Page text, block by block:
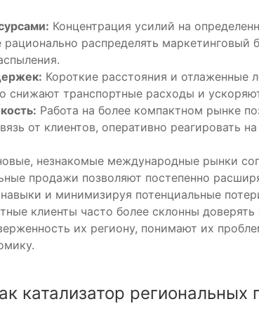
Концентрация усилий на
рационально распределять маркетинговый
Короткие расстояния и отлаженные
снижают транспортные расходы и
Работа на более компактном рынке
от клиентов, оперативно реагировать
незнакомые международные рынки
продажи позволяют постепенно
и минимизируя потенциальные
клиенты часто более склонны
их региону, понимают их
катализатор региональных